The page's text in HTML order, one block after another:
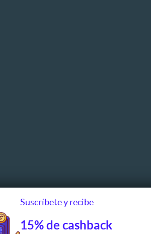
Suscríbete y recibe
15% de cashback